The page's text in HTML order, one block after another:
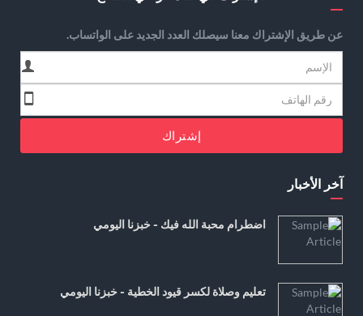
عن طريق الإشتراك معنا سيصلك العدد الجديد على الواتساب.
إشتراك
آخر الأخبار
اضطرام محبة الله فيك - خبزنا اليومي
تعليم وصلاة لكسر قيود الخطية - خبزنا اليومي